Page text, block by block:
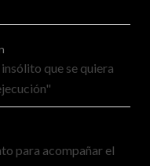
que se quiera
para acompañar el